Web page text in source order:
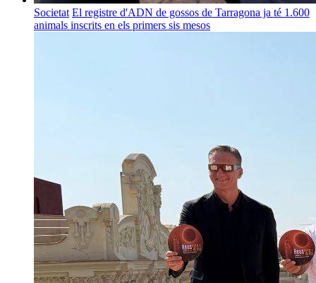
Societat El registre d'ADN de gossos de Tarragona ja té 1.600
animals inscrits en els primers sis mesos